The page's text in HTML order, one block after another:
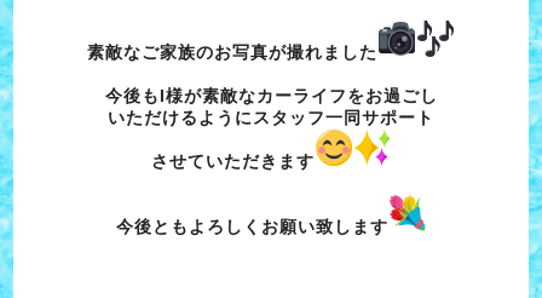
素敵なご家族のお写真が撮れました
今後もI様が素敵なカーライフをお過ごし
いただけるようにスタッフ一同サポート
させていただきます
今後ともよろしくお願い致します